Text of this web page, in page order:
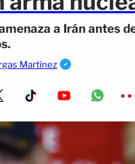
a Irán antes
Martínez